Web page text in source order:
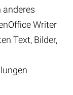
Writer
Text, Bilder,